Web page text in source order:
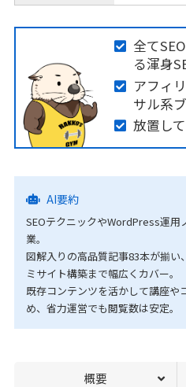
全て
る渾身
アフィ
サル系
放置し
AI要約
SEOテクニックやWordPress運用
業。
図解入りの高品質記事83本が揃
ミサイト構築まで幅広くカバー。
既存コンテンツを活かして講座や
め、省力運営でも閲覧数は安定。
概要